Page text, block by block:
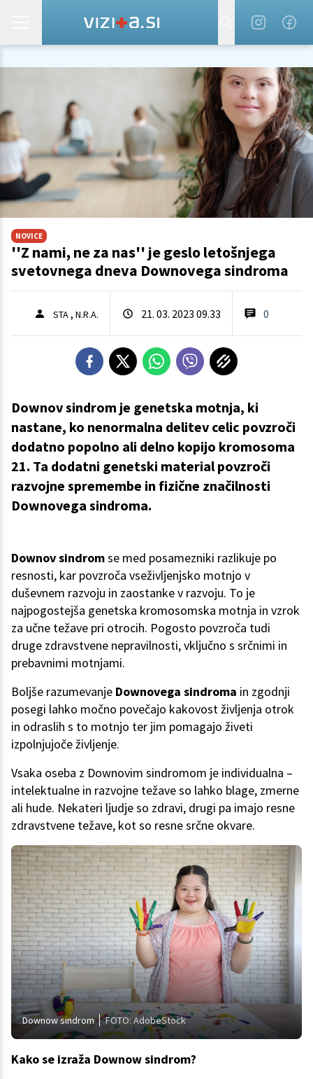
NOVICE
''Z nami, ne za nas'' je geslo letošnjega
svetovnega dneva Downovega sindroma
STA , N.R.A. 21. 03. 2023 09.33 0
Downov sindrom je genetska motnja, ki
nastane, ko nenormalna delitev celic povzroči
dodatno popolno ali delno kopijo kromosoma
21. Ta dodatni genetski material povzroči
razvojne spremembe in fizične značilnosti
Downovega sindroma.
Downov sindromse med posamezniki razlikuje po
resnosti, kar povzroča vseživljenjsko motnjo v
duševnem razvoju in zaostanke v razvoju. To je
najpogostejša genetska kromosomska motnja in vzrok
za učne težave pri otrocih. Pogosto povzroča tudi
druge zdravstvene nepravilnosti, vključno s srčnimi in
prebavnimi motnjami.
Boljše razumevanje Downovega sindroma in zgodnji
posegi lahko močno povečajo kakovost življenja otrok
in odraslih s to motnjo ter jim pomagajo živeti
izpolnjujoče življenje.
Vsaka oseba z Downovim sindromom je individualna –
intelektualne in razvojne težave so lahko blage, zmerne
ali hude. Nekateri ljudje so zdravi, drugi pa imajo resne
zdravstvene težave, kot so resne srčne okvare.
Downow sindrom FOTO: AdobeStock
Kako se izraža Downow sindrom?